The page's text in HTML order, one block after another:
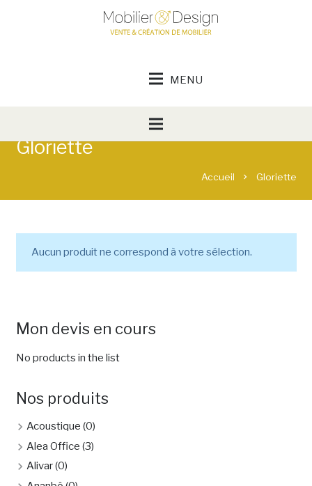
Gloriette
Accueil chevron_right Gloriette
Aucun produit ne correspond à votre sélection.
Mon devis en cours
No products in the list
Nos produits
Acoustique (0)
Alea Office (3)
Alivar(0)